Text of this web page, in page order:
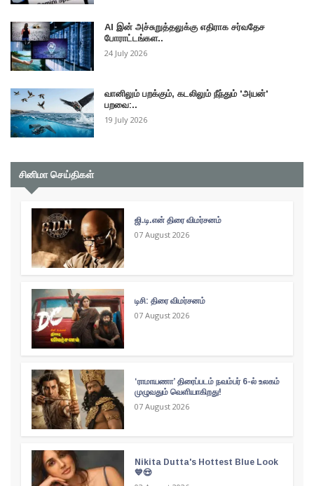
AI இன் அச்சுறுத்தலுக்கு எதிராக சர்வதேச
போராட்டங்கள..
24 July 2026
வானிலும் பறக்கும், கடலிலும் நீந்தும் 'அயன்'
பறவை:..
19 July 2026
சினிமா செய்திகள்
ஜி.டி.என் திரை விமர்சனம்
07 August 2026
டிசி: திரை விமர்சனம்
07 August 2026
‘ராமாயணா’ திரைப்படம் நவம்பர் 6-ல் உலகம்
முழுவதும் வெளியாகிறது!
07 August 2026
Nikita Dutta's Hottest Blue Look
💙😍